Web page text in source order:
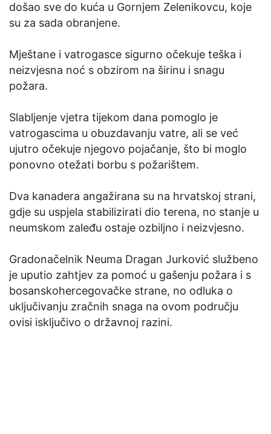
došao sve do kuća u Gornjem Zelenikovcu, koje
su za sada obranjene.
Mještane i vatrogasce sigurno očekuje teška i
neizvjesna noć s obzirom na širinu i snagu
požara.
Slabljenje vjetra tijekom dana pomoglo je
vatrogascima u obuzdavanju vatre, ali se već
ujutro očekuje njegovo pojačanje, što bi moglo
ponovno otežati borbu s požarištem.
Dva kanadera angažirana su na hrvatskoj strani,
gdje su uspjela stabilizirati dio terena, no stanje u
neumskom zaleđu ostaje ozbiljno i neizvjesno.
Gradonačelnik Neuma Dragan Jurković službeno
je uputio zahtjev za pomoć u gašenju požara i s
bosanskohercegovačke strane, no odluka o
uključivanju zračnih snaga na ovom području
ovisi isključivo o državnoj razini.